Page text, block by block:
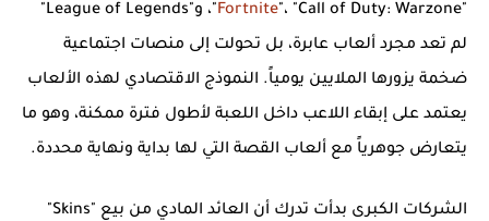
"
Fortnite
"، "Call of Duty: Warzone"، و"League of Legends"
لم تعد مجرد ألعاب عابرة، بل تحولت إلى منصات اجتماعية
ضخمة يزورها الملايين يومياً. النموذج الاقتصادي لهذه الألعاب
يعتمد على إبقاء اللاعب داخل اللعبة لأطول فترة ممكنة، وهو ما
يتعارض جوهرياً مع ألعاب القصة التي لها بداية ونهاية محددة.
الشركات الكبرى بدأت تدرك أن العائد المادي من بيع "Skins"